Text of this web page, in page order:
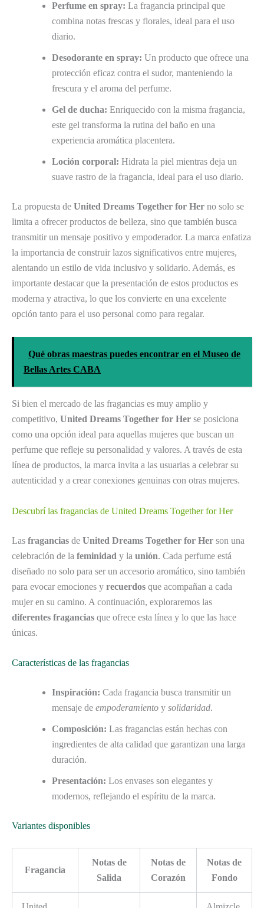
Perfume en spray: La fragancia principal que
combina notas frescas y florales, ideal para el uso
diario.
Desodorante en spray: Un producto que ofrece una
protección eficaz contra el sudor, manteniendo la
frescura y el aroma del perfume.
Gel de ducha: Enriquecido con la misma fragancia,
este gel transforma la rutina del baño en una
experiencia aromática placentera.
Loción corporal: Hidrata la piel mientras deja un
suave rastro de la fragancia, ideal para el uso diario.
La propuesta de United Dreams Together for Her no solo se
limita a ofrecer productos de belleza, sino que también busca
transmitir un mensaje positivo y empoderador. La marca enfatiza
la importancia de construir lazos significativos entre mujeres,
alentando un estilo de vida inclusivo y solidario. Además, es
importante destacar que la presentación de estos productos es
moderna y atractiva, lo que los convierte en una excelente
opción tanto para el uso personal como para regalar.
Qué obras maestras puedes encontrar en el Museo de
Bellas Artes CABA
Si bien el mercado de las fragancias es muy amplio y
competitivo, United Dreams Together for Her se posiciona
como una opción ideal para aquellas mujeres que buscan un
perfume que refleje su personalidad y valores. A través de esta
línea de productos, la marca invita a las usuarias a celebrar su
autenticidad y a crear conexiones genuinas con otras mujeres.
Descubrí las fragancias de United Dreams Together for Her
Las fragancias de United Dreams Together for Her son una
celebración de la feminidad y la unión. Cada perfume está
diseñado no solo para ser un accesorio aromático, sino también
para evocar emociones y recuerdos que acompañan a cada
mujer en su camino. A continuación, exploraremos las
diferentes fragancias que ofrece esta línea y lo que las hace
únicas.
Características de las fragancias
Inspiración: Cada fragancia busca transmitir un
mensaje de empoderamiento y solidaridad.
Composición: Las fragancias están hechas con
ingredientes de alta calidad que garantizan una larga
duración.
Presentación: Los envases son elegantes y
modernos, reflejando el espíritu de la marca.
Variantes disponibles
Fragancia
Notas de
Salida
Notas de
Corazón
Notas de
Fondo